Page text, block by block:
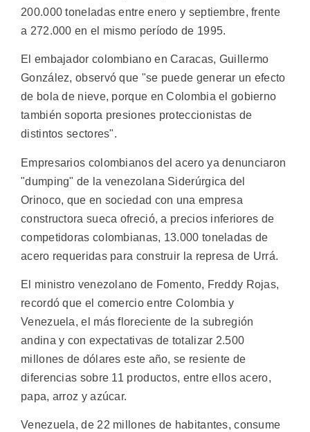
200.000 toneladas entre enero y septiembre, frente
a 272.000 en el mismo período de 1995.
El embajador colombiano en Caracas, Guillermo
González, observó que "se puede generar un efecto
de bola de nieve, porque en Colombia el gobierno
también soporta presiones proteccionistas de
distintos sectores".
Empresarios colombianos del acero ya denunciaron
"dumping" de la venezolana Siderúrgica del
Orinoco, que en sociedad con una empresa
constructora sueca ofreció, a precios inferiores de
competidoras colombianas, 13.000 toneladas de
acero requeridas para construir la represa de Urrá.
El ministro venezolano de Fomento, Freddy Rojas,
recordó que el comercio entre Colombia y
Venezuela, el más floreciente de la subregión
andina y con expectativas de totalizar 2.500
millones de dólares este año, se resiente de
diferencias sobre 11 productos, entre ellos acero,
papa, arroz y azúcar.
Venezuela, de 22 millones de habitantes, consume